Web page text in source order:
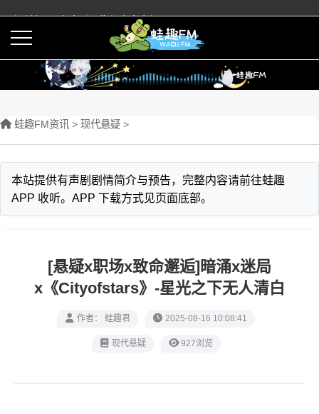
蛙趣FM有声剧预告与内容介绍
蛙趣FM资讯 > 现代悬疑 >
本站提供有声剧剧情简介与预告，完整内容请前往蛙趣
APP 收听。APP 下载方式见页面底部。
[悬疑x职场x致命邂逅]暗涌x迷局
x《Cityofstars》-星光之下无人清白
作者： 蛙趣君 2025-08-16 10:08:41
现代悬疑 927浏览